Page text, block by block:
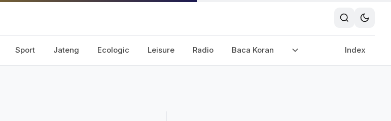
Sport Jateng Ecologic Leisure Radio Baca Koran Index